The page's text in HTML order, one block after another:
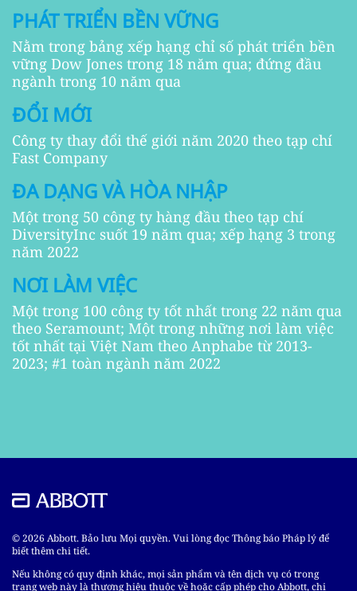
PHÁT TRIỂN BỀN VỮNG
Nằm trong bảng xếp hạng chỉ số phát triển bền
vững Dow Jones trong 18 năm qua; đứng đầu
ngành trong 10 năm qua
ĐỔI MỚI
Công ty thay đổi thế giới năm 2020 theo tạp chí
Fast Company
ĐA DẠNG VÀ HÒA NHẬP
Một trong 50 công ty hàng đầu theo tạp chí
DiversityInc suốt 19 năm qua; xếp hạng 3 trong
năm 2022
NƠI LÀM VIỆC
Một trong 100 công ty tốt nhất trong 22 năm qua
theo Seramount; Một trong những nơi làm việc
tốt nhất tại Việt Nam theo Anphabe từ 2013-
2023; #1 toàn ngành năm 2022
© 2026 Abbott. Bảo lưu Mọi quyền. Vui lòng đọc Thông báo Pháp lý để
biết thêm chi tiết.
Nếu không có quy định khác, mọi sản phẩm và tên dịch vụ có trong
trang web này là thương hiệu thuộc về hoặc cấp phép cho Abbott, chi